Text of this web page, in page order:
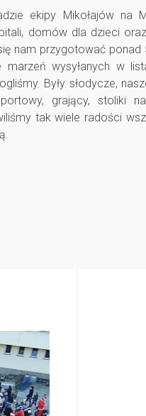
ekipy Mikołajów na
domów dla dzieci
nam przygotować
marzeń wysyłanych w
Były słodycze,
grający, stoliki
tak wiele radości